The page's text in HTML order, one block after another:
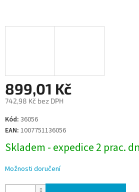
899,01 Kč
742,98 Kč bez DPH
Měrná
cena:
Kód: 36056
EAN: 1007751136056
Skladem - expedice 2 prac.
Možnosti doručení